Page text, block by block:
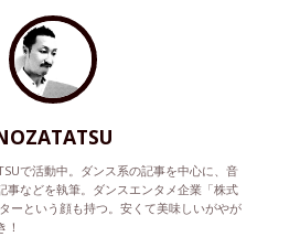
で活動中。ダンス系の記事を中心に、音
事などを執筆。ダンスエンタメ企業「株式
ーという顔も持つ。安くて美味しいがやが
！